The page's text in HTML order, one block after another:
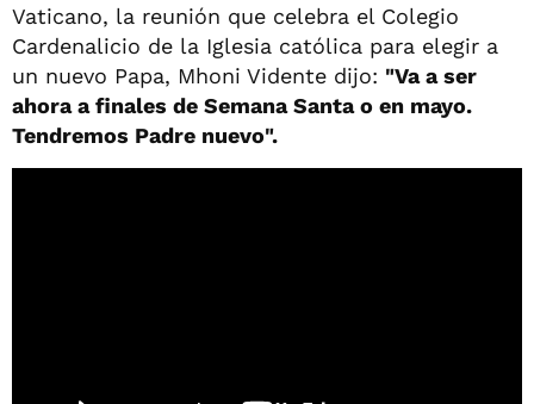
Vaticano, la reunión que celebra el Colegio
Cardenalicio de la Iglesia católica para elegir a
un nuevo Papa, Mhoni Vidente dijo: "Va a ser
ahora a finales de Semana Santa o en mayo.
Tendremos Padre nuevo".